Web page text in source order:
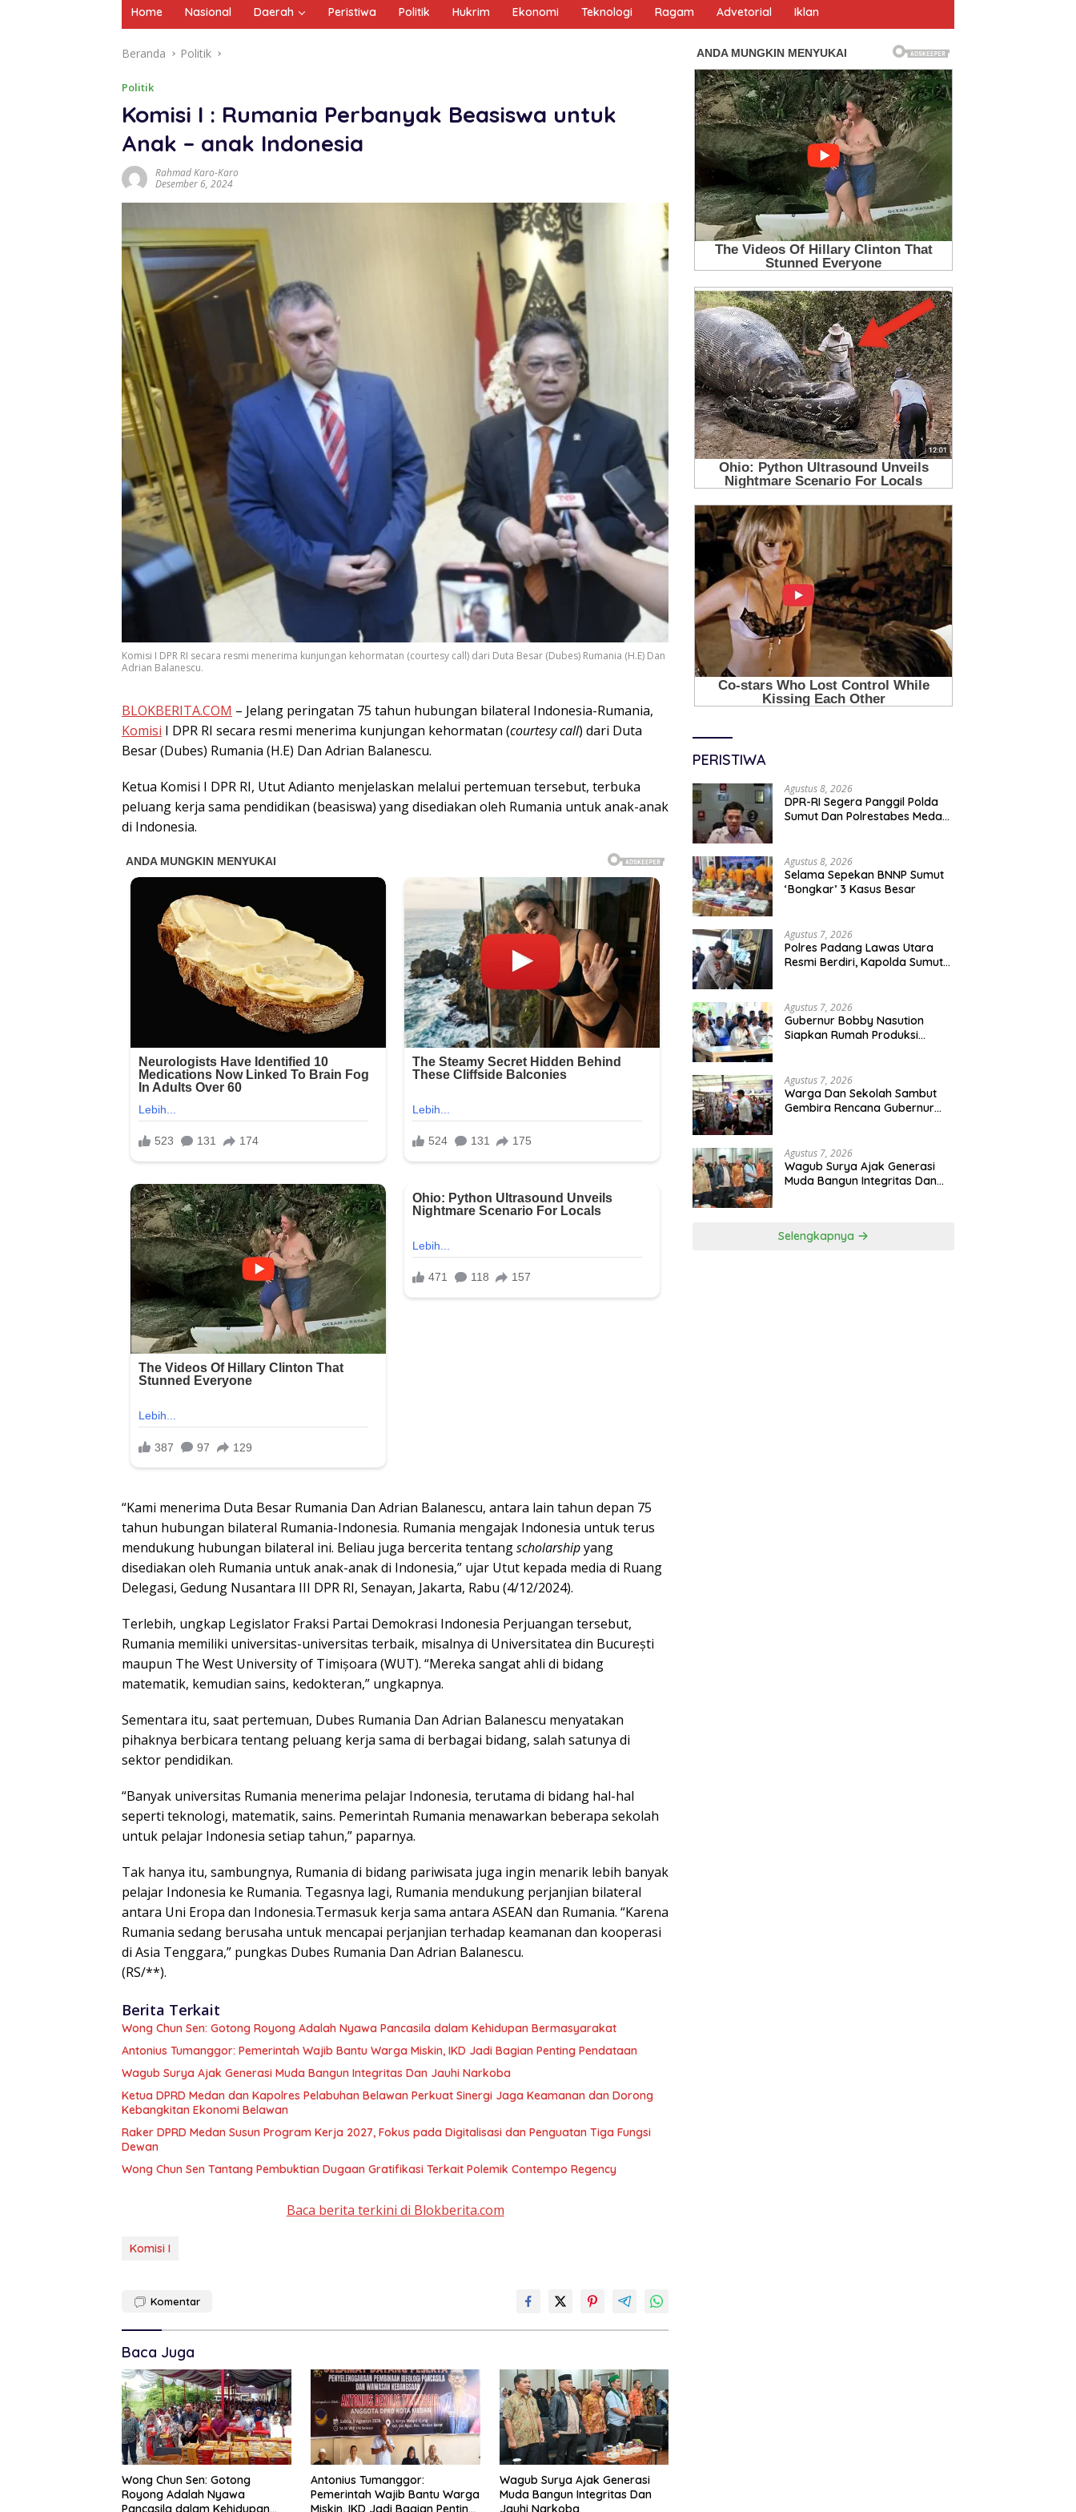
Home Nasional Daerah Peristiwa Politik Hukrim Ekonomi Teknologi Ragam Advetorial Iklan
Beranda Politik
Politik
Komisi I : Rumania Perbanyak Beasiswa untuk
Anak – anak Indonesia
Rahmad Karo-Karo
Desember 6, 2024
Komisi I DPR RI secara resmi menerima kunjungan kehormatan (courtesy call) dari Duta Besar (Dubes) Rumania (H.E) Dan
Adrian Balanescu.
BLOKBERITA.COM – Jelang peringatan 75 tahun hubungan bilateral Indonesia-Rumania,
Komisi I DPR RI secara resmi menerima kunjungan kehormatan (courtesy call) dari Duta
Besar (Dubes) Rumania (H.E) Dan Adrian Balanescu.
Ketua Komisi I DPR RI, Utut Adianto menjelaskan melalui pertemuan tersebut, terbuka
peluang kerja sama pendidikan (beasiswa) yang disediakan oleh Rumania untuk anak-anak
di Indonesia.
“Kami menerima Duta Besar Rumania Dan Adrian Balanescu, antara lain tahun depan 75
tahun hubungan bilateral Rumania-Indonesia. Rumania mengajak Indonesia untuk terus
mendukung hubungan bilateral ini. Beliau juga bercerita tentangscholarshipyang
disediakan oleh Rumania untuk anak-anak di Indonesia,” ujar Utut kepada media di Ruang
Delegasi, Gedung Nusantara III DPR RI, Senayan, Jakarta, Rabu (4/12/2024).
Terlebih, ungkap Legislator Fraksi Partai Demokrasi Indonesia Perjuangan tersebut,
Rumania memiliki universitas-universitas terbaik, misalnya di Universitatea din București
maupun The West University of Timișoara (WUT). “Mereka sangat ahli di bidang
matematik, kemudian sains, kedokteran,” ungkapnya.
Sementara itu, saat pertemuan, Dubes Rumania Dan Adrian Balanescu menyatakan
pihaknya berbicara tentang peluang kerja sama di berbagai bidang, salah satunya di
sektor pendidikan.
“Banyak universitas Rumania menerima pelajar Indonesia, terutama di bidang hal-hal
seperti teknologi, matematik, sains. Pemerintah Rumania menawarkan beberapa sekolah
untuk pelajar Indonesia setiap tahun,” paparnya.
Tak hanya itu, sambungnya, Rumania di bidang pariwisata juga ingin menarik lebih banyak
pelajar Indonesia ke Rumania. Tegasnya lagi, Rumania mendukung perjanjian bilateral
antara Uni Eropa dan Indonesia.Termasuk kerja sama antara ASEAN dan Rumania. “Karena
Rumania sedang berusaha untuk mencapai perjanjian terhadap keamanan dan kooperasi
di Asia Tenggara,” pungkas Dubes Rumania Dan Adrian Balanescu.
(RS/**).
Berita Terkait
Wong Chun Sen: Gotong Royong Adalah Nyawa Pancasila dalam Kehidupan Bermasyarakat
Antonius Tumanggor: Pemerintah Wajib Bantu Warga Miskin, IKD Jadi Bagian Penting Pendataan
Wagub Surya Ajak Generasi Muda Bangun Integritas Dan Jauhi Narkoba
Ketua DPRD Medan dan Kapolres Pelabuhan Belawan Perkuat Sinergi Jaga Keamanan dan Dorong
Kebangkitan Ekonomi Belawan
Raker DPRD Medan Susun Program Kerja 2027, Fokus pada Digitalisasi dan Penguatan Tiga Fungsi
Dewan
Wong Chun Sen Tantang Pembuktian Dugaan Gratifikasi Terkait Polemik Contempo Regency
Baca berita terkini di Blokberita.com
Komisi I
Komentar
Baca Juga
Wong Chun Sen: Gotong
Royong Adalah Nyawa
Antonius Tumanggor:
Pemerintah Wajib Bantu Warga
Wagub Surya Ajak Generasi
Muda Bangun Integritas Dan
PERISTIWA
Agustus 8, 2026
DPR-RI Segera Panggil Polda
Sumut Dan Polrestabes Medan
Agustus 8, 2026
Selama Sepekan BNNP Sumut
‘Bongkar’ 3 Kasus Besar
Agustus 7, 2026
Polres Padang Lawas Utara
Resmi Berdiri, Kapolda Sumut
Agustus 7, 2026
Gubernur Bobby Nasution
Siapkan Rumah Produksi
Agustus 7, 2026
Warga Dan Sekolah Sambut
Gembira Rencana Gubernur
Agustus 7, 2026
Wagub Surya Ajak Generasi
Muda Bangun Integritas Dan
Selengkapnya